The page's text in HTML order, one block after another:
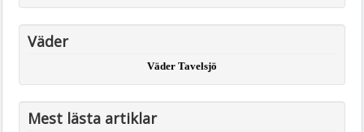
Väder
Väder Tavelsjö
Mest lästa artiklar